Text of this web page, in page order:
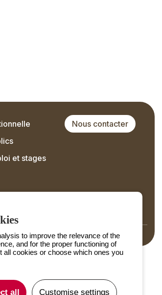
et stages
Nous contacter
Offres d'emplois et de stage
to improve the relevance of the
and for the proper functioning of
all cookies or choose which ones you
all Customise settings